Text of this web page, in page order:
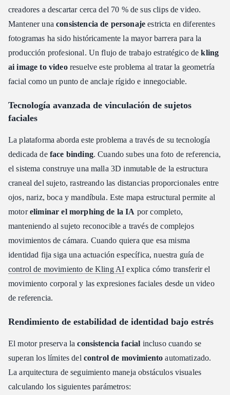
creadores a descartar cerca del 70 % de sus clips de video.
Mantener unaconsistencia de personaje estricta en diferentes
fotogramas ha sido históricamente la mayor barrera para la
producción profesional. Un flujo de trabajo estratégico dekling
ai image to videoresuelve este problema al tratar la geometría
facial como un punto de anclaje rígido e innegociable.
Tecnología avanzada de vinculación de sujetos
faciales
La plataforma aborda este problema a través de su tecnología
dedicada de face binding. Cuando subes una foto de referencia,
el sistema construye una malla 3D inmutable de la estructura
craneal del sujeto, rastreando las distancias proporcionales entre
ojos, nariz, boca y mandíbula. Este mapa estructural permite al
motoreliminar el morphing de la IA por completo,
manteniendo al sujeto reconocible a través de complejos
movimientos de cámara. Cuando quiera que esa misma
identidad fija siga una actuación específica, nuestra guía de
control de movimiento de Kling AI explica cómo transferir el
movimiento corporal y las expresiones faciales desde un video
de referencia.
Rendimiento de estabilidad de identidad bajo estrés
El motor preserva laconsistencia facial incluso cuando se
superan los límites del control de movimiento automatizado.
La arquitectura de seguimiento maneja obstáculos visuales
calculando los siguientes parámetros: